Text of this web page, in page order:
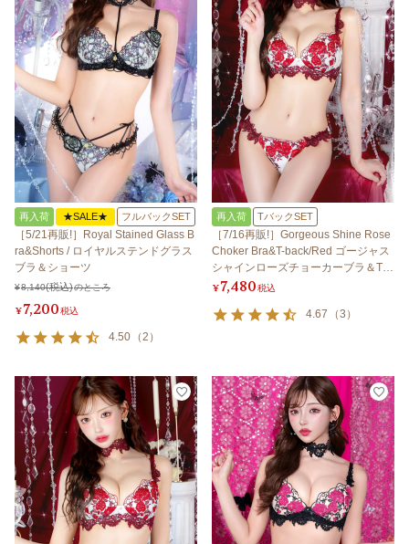
再入荷 ★SALE★ フルバックSET
［5/21再販!］Royal Stained Glass B
ra&Shorts / ロイヤルステンドグラス
ブラ＆ショーツ
¥8,140 のところ
¥7,200税込
4.50 （2 ）
再入荷 TバックSET
［7/16再販!］Gorgeous Shine Rose
Choker Bra&T-back/Red ゴージャス
シャインローズチョーカーブラ＆Tバ
ック/レッド
¥7,480税込
4.67 （3 ）